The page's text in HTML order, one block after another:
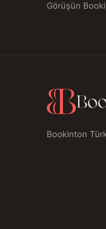
Görüşün
Bookinton